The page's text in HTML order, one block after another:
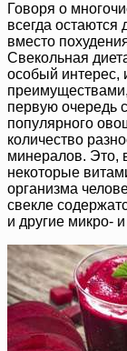
Говоря о
всегда остаются
вместо
Свекольная
особый интерес,
преимуществами,
первую очередь
популярного
количество
минералов. Это,
некоторые
организма
свекле
и другие микро-